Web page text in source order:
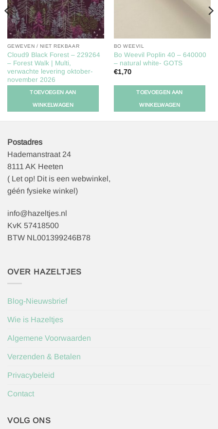
GEWEVEN / NIET REKBAAR
Cloud9 Black Forest – 229264
– Forest Walk | Multi,
verwachte levering oktober-
november 2026
TOEVOEGEN AAN
WINKELWAGEN
BO WEEVIL
Bo Weevil Poplin 40 – 640000
– natural white- GOTS
€1,70
TOEVOEGEN AAN
WINKELWAGEN
Postadres
Hademanstraat 24
8111 AK Heeten
( Let op! Dit is een webwinkel,
géén fysieke winkel)
info@hazeltjes.nl
KvK 57418500
BTW NL001399246B78
OVER HAZELTJES
Blog-Nieuwsbrief
Wie is Hazeltjes
Algemene Voorwaarden
Verzenden & Betalen
Privacybeleid
Contact
VOLG ONS